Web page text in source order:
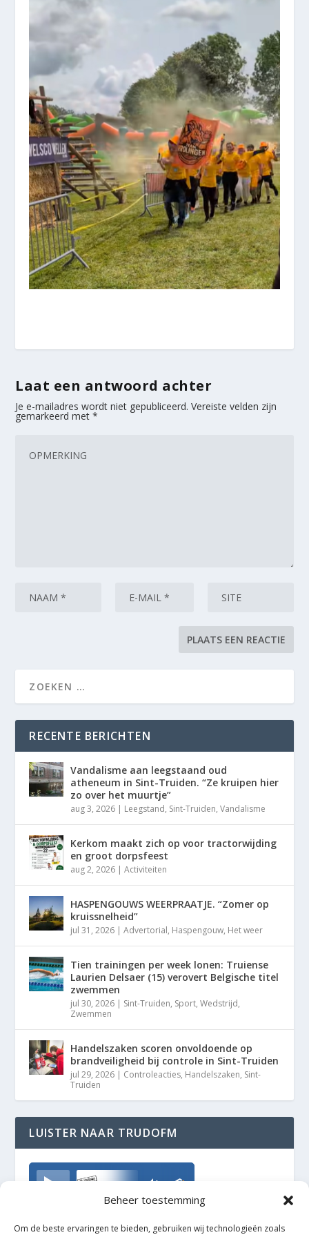
Beheer toestemming
Om de beste ervaringen te bieden, gebruiken wij technologieën zoals
Laat een antwoord achter
Je e-mailadres wordt niet gepubliceerd. Vereiste velden zijn
gemarkeerd met*
RECENTE BERICHTEN
Vandalisme aan leegstaand oud
atheneum in Sint-Truiden. “Ze kruipen hier
zo over het muurtje”
aug 3, 2026 | Leegstand, Sint-Truiden,Vandalisme
Kerkom maakt zich op voor tractorwijding
en groot dorpsfeest
aug 2, 2026 |Activiteiten
HASPENGOUWS WEERPRAATJE. “Zomer op
kruissnelheid”
jul 31, 2026 |Advertorial, Haspengouw, Het weer
Tien trainingen per week lonen: Truiense
Laurien Delsaer (15) verovert Belgische titel
zwemmen
jul 30, 2026 | Sint-Truiden, Sport,Wedstrijd,
Zwemmen
Handelszaken scoren onvoldoende op
brandveiligheid bij controle in Sint-Truiden
jul 29, 2026 | Controleacties, Handelszaken, Sint-
Truiden
LUISTER NAAR TRUDOFM
TrudoFM